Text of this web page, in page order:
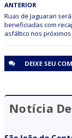
Polícia Militar
do Bonfim (BA)
ANTERIOR
Ruas de Jaguarari
beneficiadas com
asfáltico nos
DEIXE SEU
Notícia